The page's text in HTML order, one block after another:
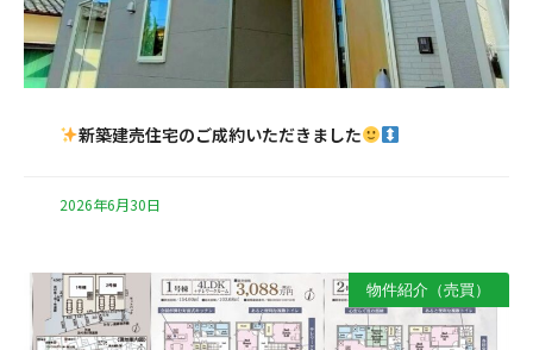
新築建売住宅のご成約いただきました
2026年6月30日
物件紹介（売買）